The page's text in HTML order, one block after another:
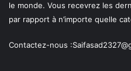
le monde. Vous recevrez les
par rapport à n’importe quelle
Contactez-nous :